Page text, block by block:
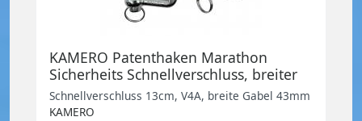
KAMERO Patenthaken Marathon
Sicherheits Schnellverschluss, breiter
Schäkel 43mm, Länge 13cm, V4A
Schnellverschluss 13cm, V4A, breite Gabel 43mm
KAMERO